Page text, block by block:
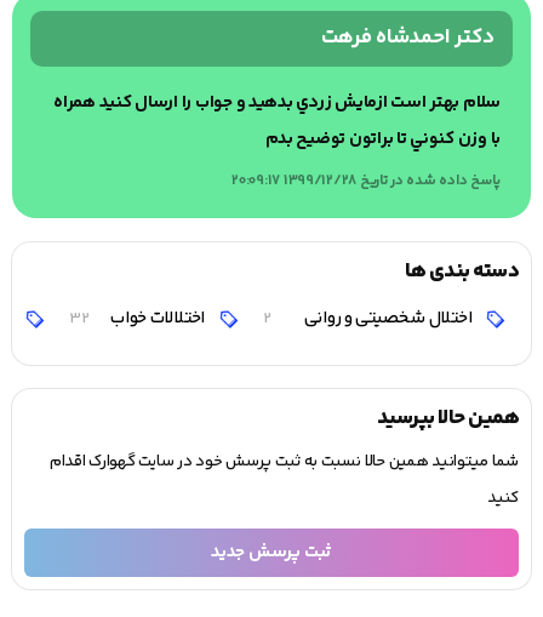
دکتر احمدشاه فرهت
سلام بهتر است ازمايش زردي بدهيد و جواب را ارسال كنيد همراه
با وزن كنوني تا براتون توضيح بدم
پاسخ داده شده در تاریخ 1399/12/28 20:09:17
دسته بندی ها
اختلال شخصیتی و روانی 2 اختلالات خواب 32
همین حالا بپرسید
شما میتوانید همین حالا نسبت به ثبت پرسش خود در سایت گهوارک اقدام
کنید
ثبت پرسش جدید